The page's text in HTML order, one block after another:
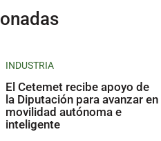
INDUSTRIA
El Cetemet recibe apoyo de
la Diputación para avanzar en
movilidad autónoma e
inteligente